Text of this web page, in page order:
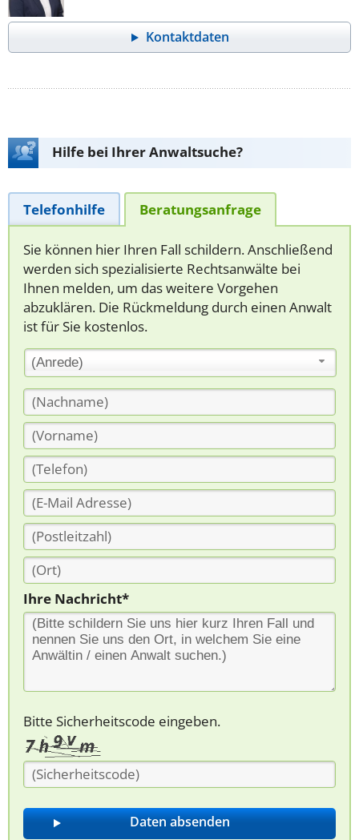
Kontaktdaten
Hilfe bei Ihrer Anwaltsuche?
Telefonhilfe Beratungsanfrage
Sie können hier Ihren Fall schildern. Anschließend
werden sich spezialisierte Rechtsanwälte bei
Ihnen melden, um das weitere Vorgehen
abzuklären. Die Rückmeldung durch einen Anwalt
ist für Sie kostenlos.
(Anrede)
Ihre Nachricht*
Bitte Sicherheitscode eingeben.